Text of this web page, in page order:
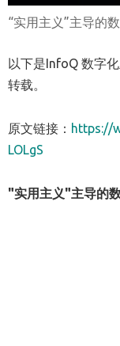
“实用主义”主导的
以下是InfoQ 数字
转载。
原文链接： https://
LOLgS
"实用主义"主导的